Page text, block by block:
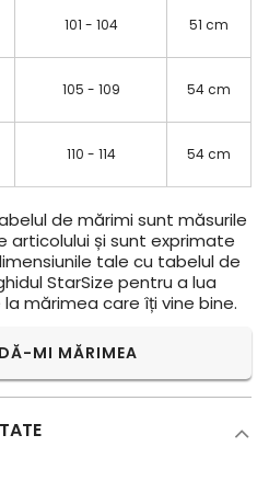
101 - 104 51 cm
105 - 109 54 cm
110 - 114 54 cm
de mărimi sunt măsurile
articolului și sunt exprimate
tale cu tabelul de
StarSize pentru a lua
mărimea care îți vine bine.
MI MĂRIMEA